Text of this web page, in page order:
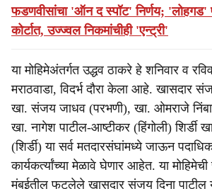
फडणवीसांचा 'ऑन द स्पॉट' निर्णय;
कोर्टात, उज्ज्वल निकमांचीही 'एन्ट्री'
या मोहिमेअंतर्गत उद्धव ठाकरे हे शनिवार व
मराठवाडा, विदर्भ दौरा केला आहे.
खा. संजय जाधव (परभणी), खा. ओमराजे
खा. नागेश पाटील-आष्टीकर (हिंगोली) शिर्डी
(शिर्डी) या सर्व मतदारसंघांमध्ये जाऊन
कार्यकर्त्यांच्या मेळावे घेणार आहेत. या
मुंबईतील फुटलेले खासदार संजय दिना पाटील